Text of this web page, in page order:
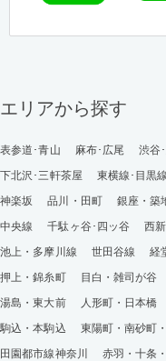
エリアから探す
表参道･青山 麻布･広尾 渋谷
下北沢･三軒茶屋
東横線･目黒線
神楽坂
品川・田町 銀座・築
中央線
千駄ヶ谷･四ッ谷 西
池上・多摩川線
世田谷線 経
押上・錦糸町
目白・雑司が谷
湯島・東大前
人形町・日本橋
駒込・本駒込
東陽町・南砂町
田園都市線神奈川
赤羽・十条